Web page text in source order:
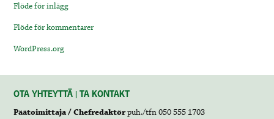
Flöde för inlägg
Flöde för kommentarer
WordPress.org
OTA YHTEYTTÄ | TA KONTAKT
Päätoimittaja / Chefredaktörpuh./tfn 050 555 1703